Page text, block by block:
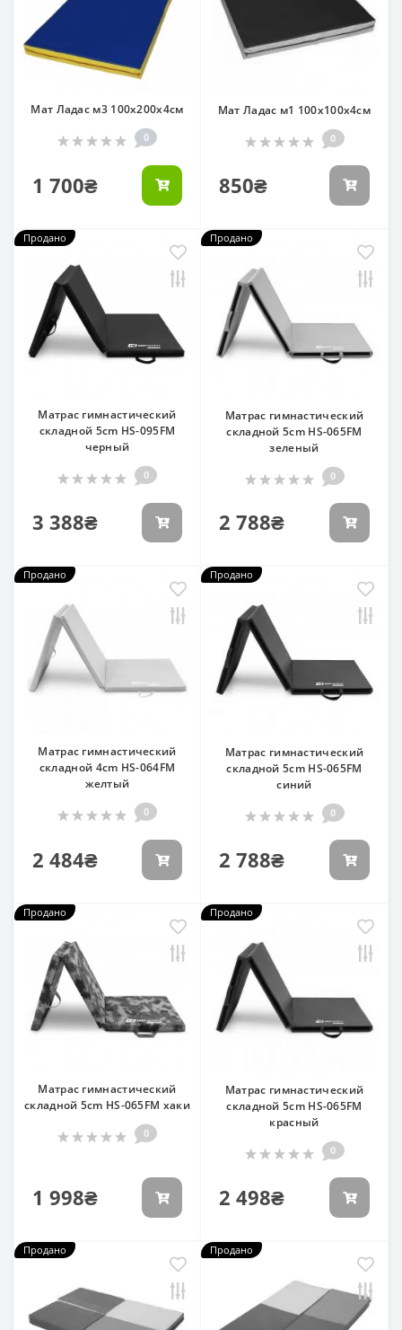
Мат Ладас м3 100х200х4см
0
1 700₴
Мат Ладас м1 100х100х4см
0
850₴
Продано
Матрас гимнастический
складной 5cm HS-095FM
черный
0
3 388₴
Продано
Матрас гимнастический
складной 5cm HS-065FM
зеленый
0
2 788₴
Продано
Матрас гимнастический
складной 4cm HS-064FM
желтый
0
2 484₴
Продано
Матрас гимнастический
складной 5cm HS-065FM
синий
0
2 788₴
Продано
Матрас гимнастический
складной 5cm HS-065FM хаки
0
1 998₴
Продано
Матрас гимнастический
складной 5cm HS-065FM
красный
0
2 498₴
Продано Продано